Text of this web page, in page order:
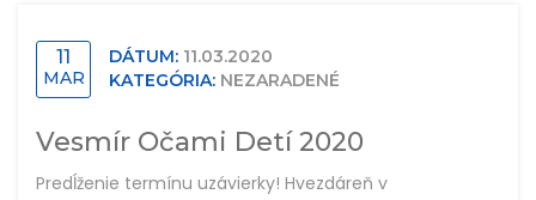
11
MAR
DÁTUM: 11.03.2020
KATEGÓRIA: NEZARADENÉ
Vesmír Očami Detí 2020
Predĺženie termínu uzávierky! Hvezdáreň v